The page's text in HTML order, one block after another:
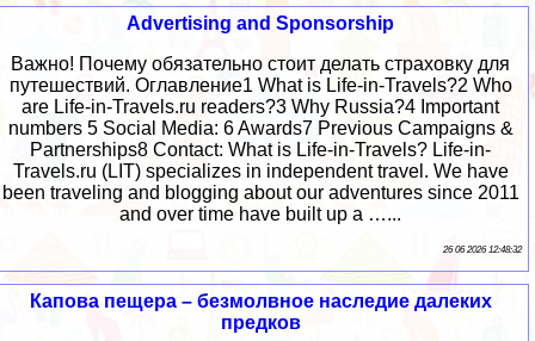
Advertising and Sponsorship
Важно! Почему обязательно стоит делать страховку для
путешествий. Оглавление1 What is Life-in-Travels?2 Who
are Life-in-Travels.ru readers?3 Why Russia?4 Important
numbers 5 Social Media: 6 Awards7 Previous Campaigns &
Partnerships8 Contact: What is Life-in-Travels? Life-in-
Travels.ru (LIT) specializes in independent travel. We have
been traveling and blogging about our adventures since 2011
and over time have built up a …...
26 06 2026 12:48:32
Капова пещера – безмолвное наследие далеких
предков